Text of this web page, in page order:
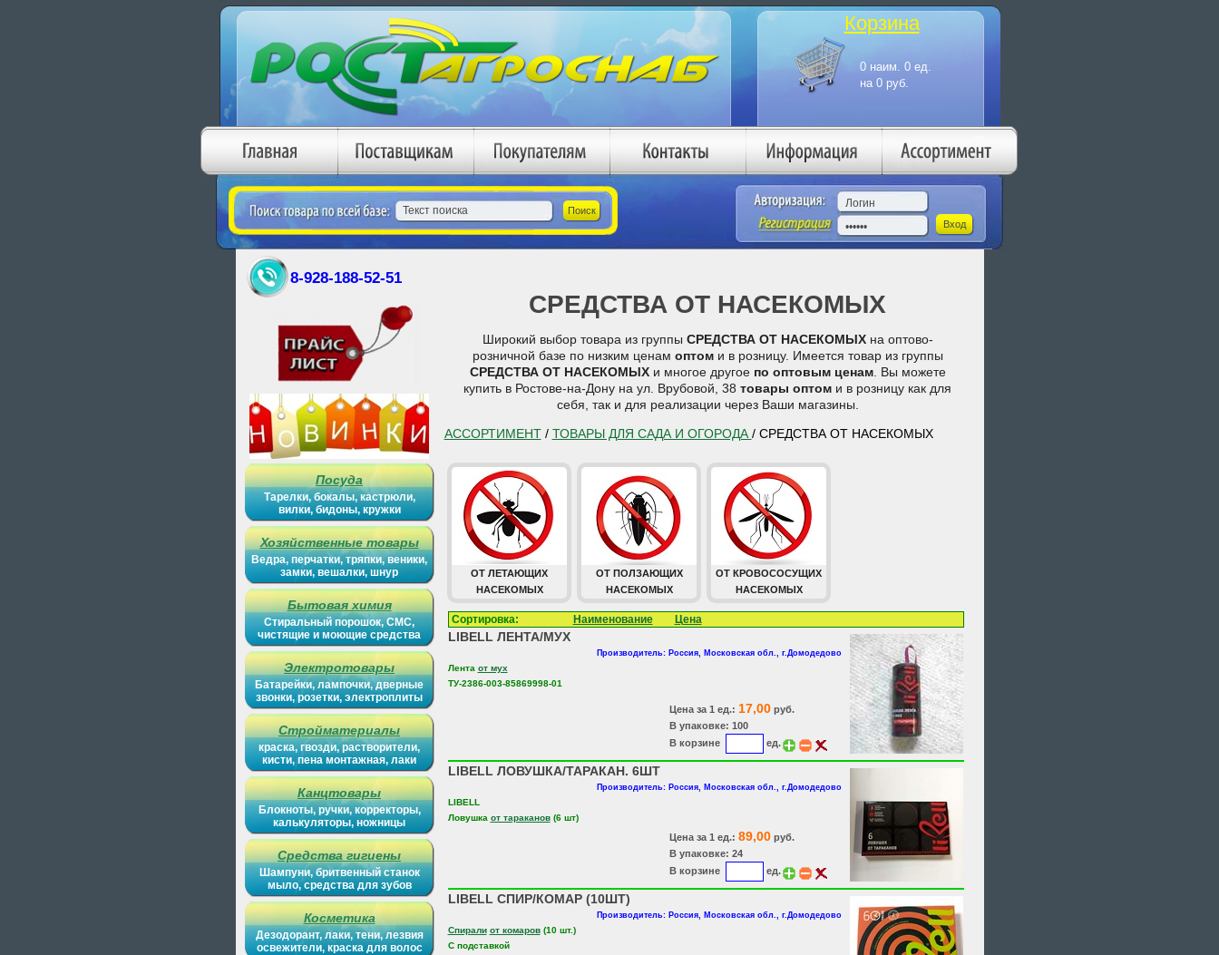
Корзина
8-928-188-52-51
Посуда
Тарелки, бокалы, кастрюли,
вилки, бидоны, кружки
Хозяйственные товары
Ведра, перчатки, тряпки, веники,
замки, вешалки, шнур
Бытовая химия
Стиральный порошок, СМС,
чистящие и моющие средства
Электротовары
Батарейки, лампочки, дверные
звонки, розетки, электроплиты
Стройматериалы
краска, гвозди, растворители,
кисти, пена монтажная, лаки
Канцтовары
Блокноты, ручки, корректоры,
калькуляторы, ножницы
Средства гигиены
Шампуни, бритвенный станок
мыло, средства для зубов
Косметика
Дезодорант, лаки, тени, лезвия
освежители, краска для волос
СРЕДСТВА ОТ НАСЕКОМЫХ
Широкий выбор товара из группы СРЕДСТВА ОТ НАСЕКОМЫХ на оптово-
розничной базе по низким ценам оптоми в розницу. Имеется товар из группы
СРЕДСТВА ОТ НАСЕКОМЫХ и многое другое по оптовым ценам. Вы можете
купить в Ростове-на-Дону на ул. Врубовой, 38 товары оптом и в розницу как для
себя, так и для реализации через Ваши магазины.
АССОРТИМЕНТ/ ТОВАРЫ ДЛЯ САДА И ОГОРОДА / СРЕДСТВА ОТ НАСЕКОМЫХ
ОТ ЛЕТАЮЩИХ
НАСЕКОМЫХ
ОТ ПОЛЗАЮЩИХ
НАСЕКОМЫХ
ОТ КРОВОСОСУЩИХ
НАСЕКОМЫХ
Сортировка: Наименование Цена
LIBELL ЛЕНТА/МУХ
Производитель: Россия, Московская обл., г.Домодедово
Лента от мух
ТУ-2386-003-85869998-01
Цена за 1 ед.: 17,00руб.
В упаковке: 100
В корзине
ед.
LIBELL ЛОВУШКА/ТАРАКАН. 6ШТ
Производитель: Россия, Московская обл., г.Домодедово
LIBELL
Ловушка от тараканов(6 шт)
Цена за 1 ед.: 89,00руб.
В упаковке: 24
В корзине
ед.
LIBELL СПИР/КОМАР (10ШТ)
Производитель: Россия, Московская обл., г.Домодедово
Спирали от комаров(10 шт.)
С подставкой